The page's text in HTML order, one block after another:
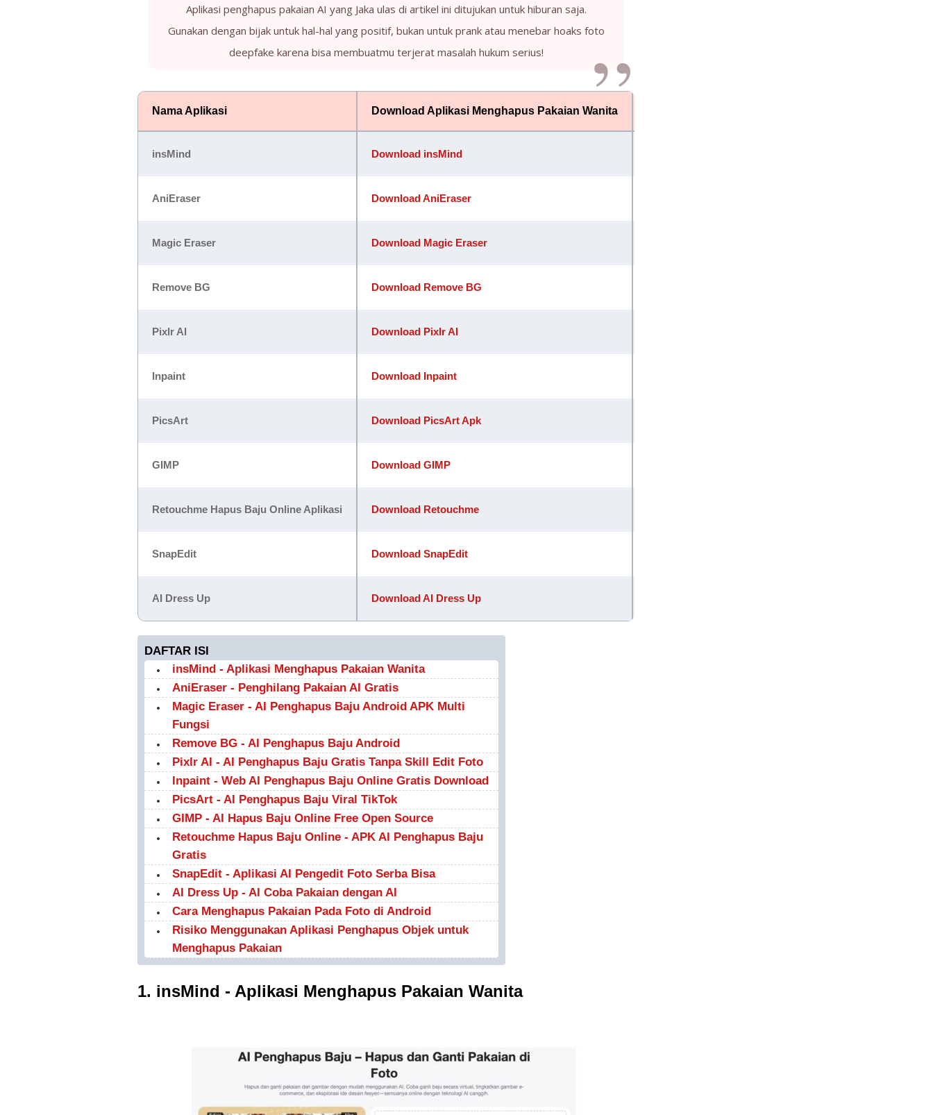
Aplikasi penghapus pakaian AI yang Jaka ulas di artikel ini ditujukan untuk hiburan saja.
Gunakan dengan bijak untuk hal-hal yang positif, bukan untuk prank atau menebar hoaks foto
deepfake karena bisa membuatmu terjerat masalah hukum serius!
Nama Aplikasi Download Aplikasi Menghapus Pakaian Wanita
insMind Download insMind
AniEraser Download AniEraser
Magic Eraser Download Magic Eraser
Remove BG Download Remove BG
Pixlr AI Download Pixlr AI
Inpaint Download Inpaint
PicsArt Download PicsArt Apk
GIMP Download GIMP
Retouchme Hapus Baju Online Aplikasi Download Retouchme
SnapEdit Download SnapEdit
AI Dress Up Download AI Dress Up
DAFTAR ISI
insMind - Aplikasi Menghapus Pakaian Wanita
AniEraser - Penghilang Pakaian AI Gratis
Magic Eraser - AI Penghapus Baju Android APK Multi
Fungsi
Remove BG - AI Penghapus Baju Android
Pixlr AI - AI Penghapus Baju Gratis Tanpa Skill Edit Foto
Inpaint - Web AI Penghapus Baju Online Gratis Download
PicsArt - AI Penghapus Baju Viral TikTok
GIMP - AI Hapus Baju Online Free Open Source
Retouchme Hapus Baju Online - APK AI Penghapus Baju
Gratis
SnapEdit - Aplikasi AI Pengedit Foto Serba Bisa
AI Dress Up - AI Coba Pakaian dengan AI
Cara Menghapus Pakaian Pada Foto di Android
Risiko Menggunakan Aplikasi Penghapus Objek untuk
Menghapus Pakaian
1. insMind - Aplikasi Menghapus Pakaian Wanita